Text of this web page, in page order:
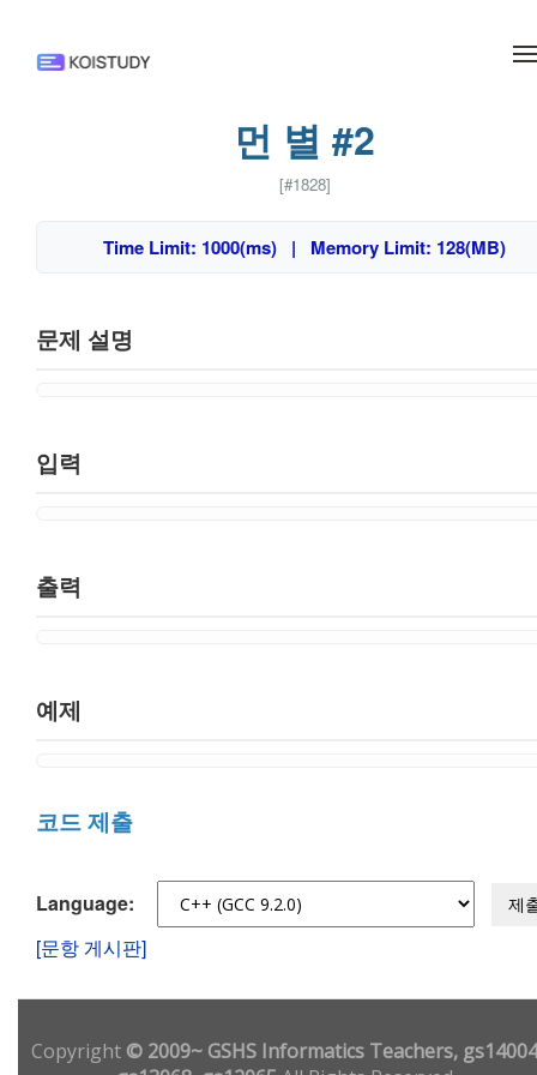
먼 별 #2
[#1828]
Time Limit: 1000(ms) | Memory Limit: 128(MB)
문제 설명
입력
출력
예제
코드 제출
Language: 제
[문항 게시판]
Copyright© 2009~ GSHS Informatics Teachers,